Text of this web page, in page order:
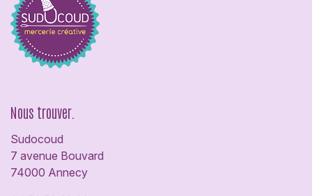
Nous trouver.
Sudocoud
7 avenue Bouvard
74000 Annecy